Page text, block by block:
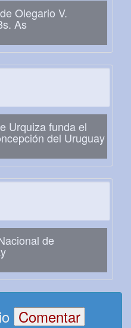
Olegario V.
As
Urquiza funda el
del Uruguay
de